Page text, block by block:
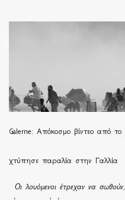
Galerne: Απόκοσμο βίντεο από το
χτύπησε παραλία στην Γαλλία
Οι λουόμενοι έτρεχαν να